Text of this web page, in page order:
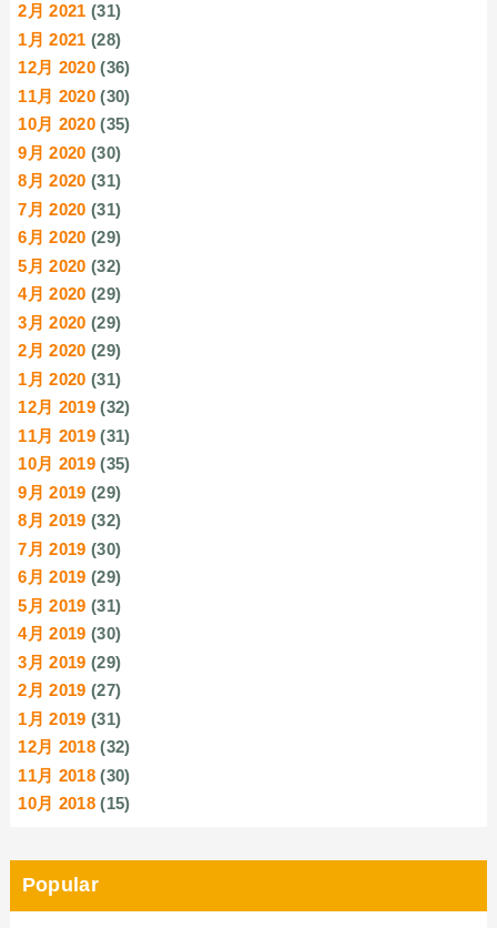
2月 2021 (31)
1月 2021 (28)
12月 2020 (36)
11月 2020 (30)
10月 2020 (35)
9月 2020 (30)
8月 2020 (31)
7月 2020 (31)
6月 2020 (29)
5月 2020 (32)
4月 2020 (29)
3月 2020 (29)
2月 2020 (29)
1月 2020 (31)
12月 2019 (32)
11月 2019 (31)
10月 2019 (35)
9月 2019 (29)
8月 2019 (32)
7月 2019 (30)
6月 2019 (29)
5月 2019 (31)
4月 2019 (30)
3月 2019 (29)
2月 2019 (27)
1月 2019 (31)
12月 2018 (32)
11月 2018 (30)
10月 2018 (15)
Popular